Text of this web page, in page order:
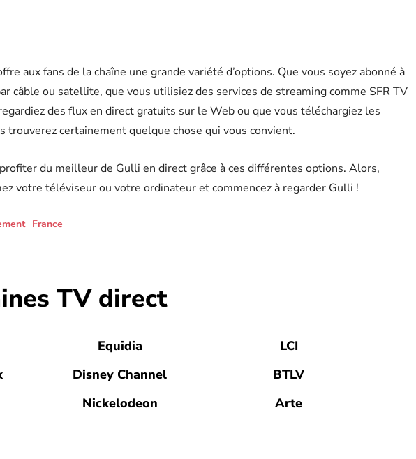
aux fans de la chaîne une grande variété d’options. Que vous soyez abonné à
câble ou satellite, que vous utilisiez des services de streaming comme SFR TV
des flux en direct gratuits sur le Web ou que vous téléchargiez les
trouverez certainement quelque chose qui vous convient.
du meilleur de Gulli en direct grâce à ces différentes options. Alors,
votre téléviseur ou votre ordinateur et commencez à regarder Gulli !
France
TV direct
Equidia LCI
Disney Channel BTLV
Nickelodeon Arte